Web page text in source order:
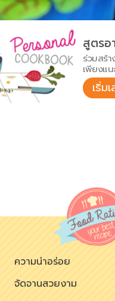
สูตรอ
ร่วมสร้
เพียงแ
เริ่ม
ความน่าอร่อย
จัดจานสวยงาม